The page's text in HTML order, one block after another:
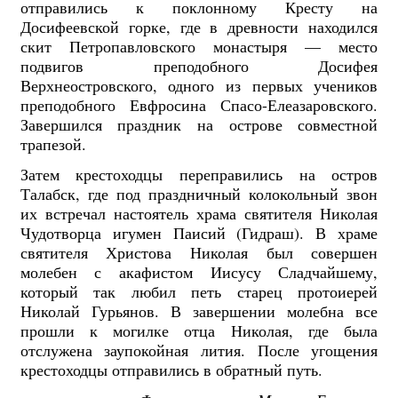
отправились к поклонному Кресту на
Досифеевской горке, где в древности находился
скит Петропавловского монастыря — место
подвигов преподобного Досифея
Верхнеостровского, одного из первых учеников
преподобного Евфросина Спасо-Елеазаровского.
Завершился праздник на острове совместной
трапезой.
Затем крестоходцы переправились на остров
Талабск, где под праздничный колокольный звон
их встречал настоятель храма святителя Николая
Чудотворца игумен Паисий (Гидраш). В храме
святителя Христова Николая был совершен
молебен с акафистом Иисусу Сладчайшему,
который так любил петь старец протоиерей
Николай Гурьянов. В завершении молебна все
прошли к могилке отца Николая, где была
отслужена заупокойная лития. После угощения
крестоходцы отправились в обратный путь.